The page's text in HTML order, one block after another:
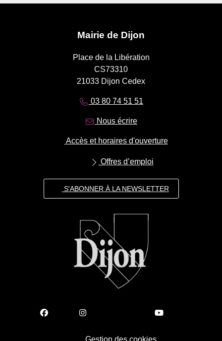
Mairie de Dijon
Place de la Libération
CS73310
21033 Dijon Cedex
03 80 74 51 51
Nous écrire
Accès et horaires d'ouverture
Offres d’emploi
S'ABONNER À LA NEWSLETTER
Gestion des cookies